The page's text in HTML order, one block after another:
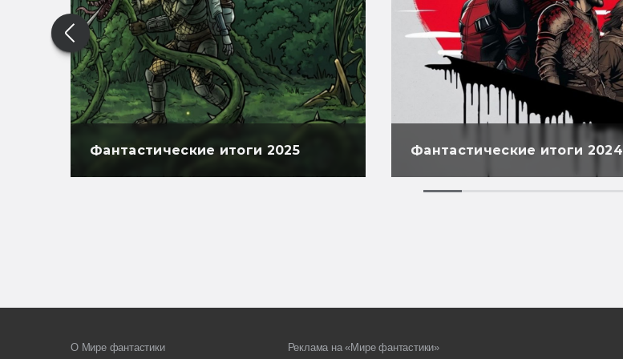
Фантастические итоги 2025 Фантастические итоги 2024
О Мире фантастики Реклама на «Мире фантастики»